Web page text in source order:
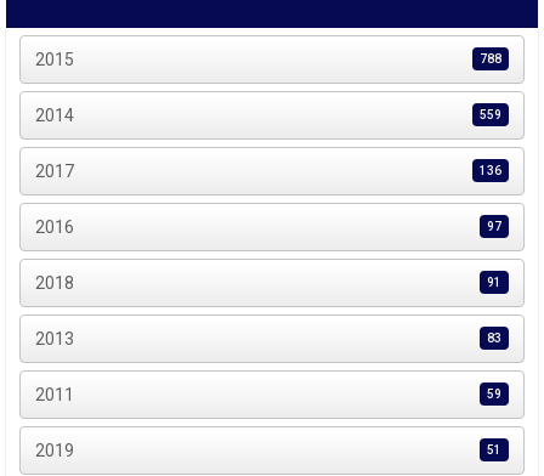
2015 788
2014 559
2017 136
2016 97
2018 91
2013 83
2011 59
2019 51